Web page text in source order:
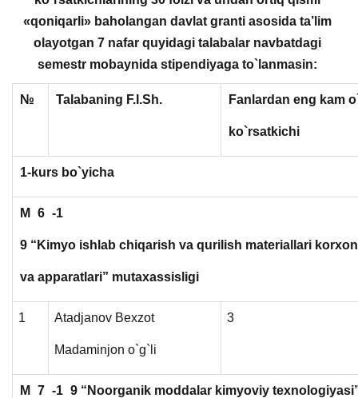
«qoniqarli» baholangan davlat granti asosida ta’lim
olayotgan 7 nafar quyidagi talabalar navbatdagi
semestr mobaynida stipendiyaga to`lanmasin:
№ Talabaning F.I.Sh. Fanlardan eng kam
ko`rsatkichi
1-kurs bo`yicha
M 6 -1
9 “Kimyo ishlab chiqarish va qurilish materiallari
va apparatlari” mutaxassisligi
1 Atadjanov Bexzot
Madaminjon o`g`li
3
M 7 -1 9 “Noorganik moddalar kimyoviy